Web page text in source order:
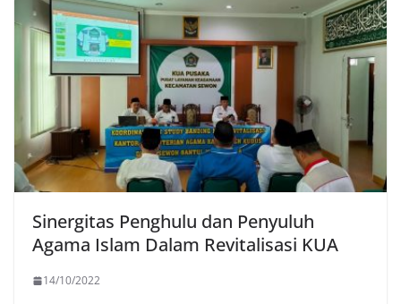
Sinergitas Penghulu dan Penyuluh
Agama Islam Dalam Revitalisasi KUA
14/10/2022